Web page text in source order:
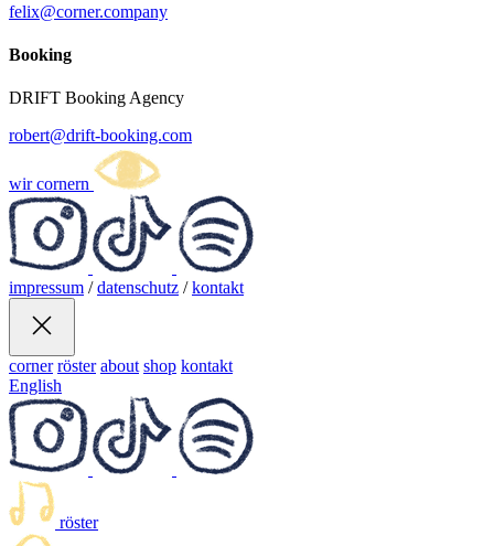
felix@corner.company
Booking
DRIFT Booking Agency
robert@drift-booking.com
wir cornern
impressum /datenschutz /kontakt
corner röster about shop kontakt
English
röster